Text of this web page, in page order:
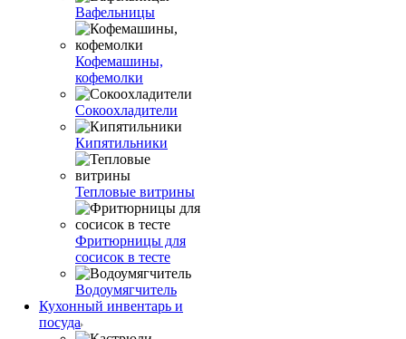
Вафельницы
Кофемашины,
кофемолки
Сокоохладители
Кипятильники
Тепловые витрины
Фритюрницы для
сосисок в тесте
Водоумягчитель
Кухонный инвентарь и
посуда